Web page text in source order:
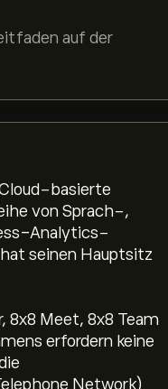
auf der
basierte
von Sprach-,
Analytics-
seinen Hauptsitz
8x8 Meet, 8x8 Team
erfordern keine
Network)